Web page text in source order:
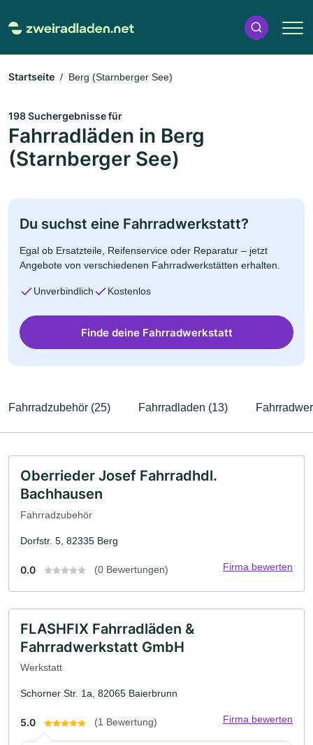
Startseite Berg (Starnberger See)
198 Suchergebnisse für
Fahrradläden in Berg
(Starnberger See)
Du suchst eine Fahrradwerkstatt?
Egal ob Ersatzteile, Reifenservice oder Reparatur – jetzt
Angebote von verschiedenen Fahrradwerkstätten erhalten.
Unverbindlich Kostenlos
Finde deine Fahrradwerkstatt
Fahrradzubehör (25) Fahrradladen (13)
Oberrieder Josef Fahrradhdl.
Bachhausen
Fahrradzubehör
Dorfstr. 5, 82335 Berg
0.0 (0 Bewertungen) Firma bewerten
FLASHFIX Fahrradläden &
Fahrradwerkstatt GmbH
Werkstatt
Schorner Str. 1a, 82065 Baierbrunn
5.0 (1 Bewertung) Firma bewerten